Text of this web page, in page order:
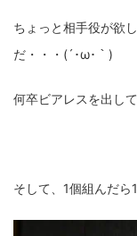
ちょっと相手役が欲
だ・・・(´･ω･｀)
何卒ビアレスを出し
そして、1個組んだら